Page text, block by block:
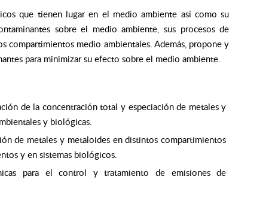
que tienen lugar en el medio ambiente así como su
sobre el medio ambiente, sus procesos de
compartimientos medio ambientales. Además, propone y
para minimizar su efecto sobre el medio ambiente.
de la concentración total y especiación de metales y
y biológicas.
de metales y metaloides en distintos compartimientos
y en sistemas biológicos.
para el control y tratamiento de emisiones de